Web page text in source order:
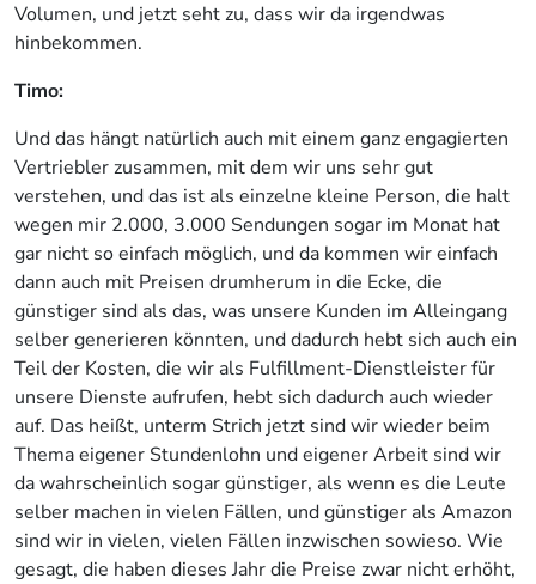
Volumen, und jetzt seht zu, dass wir da irgendwas
hinbekommen.
Timo:
Und das hängt natürlich auch mit einem ganz engagierten
Vertriebler zusammen, mit dem wir uns sehr gut
verstehen, und das ist als einzelne kleine Person, die halt
wegen mir 2.000, 3.000 Sendungen sogar im Monat hat
gar nicht so einfach möglich, und da kommen wir einfach
dann auch mit Preisen drumherum in die Ecke, die
günstiger sind als das, was unsere Kunden im Alleingang
selber generieren könnten, und dadurch hebt sich auch ein
Teil der Kosten, die wir als Fulfillment-Dienstleister für
unsere Dienste aufrufen, hebt sich dadurch auch wieder
auf. Das heißt, unterm Strich jetzt sind wir wieder beim
Thema eigener Stundenlohn und eigener Arbeit sind wir
da wahrscheinlich sogar günstiger, als wenn es die Leute
selber machen in vielen Fällen, und günstiger als Amazon
sind wir in vielen, vielen Fällen inzwischen sowieso. Wie
gesagt, die haben dieses Jahr die Preise zwar nicht erhöht,